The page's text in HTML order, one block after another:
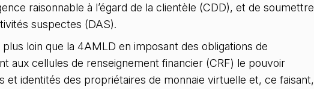
raisonnable à l’égard de la clientèle (CDD), et de soumettre
suspectes (DAS).
loin que la 4AMLD en imposant des obligations de
aux cellules de renseignement financier (CRF) le pouvoir
et identités des propriétaires de monnaie virtuelle et, ce faisant,